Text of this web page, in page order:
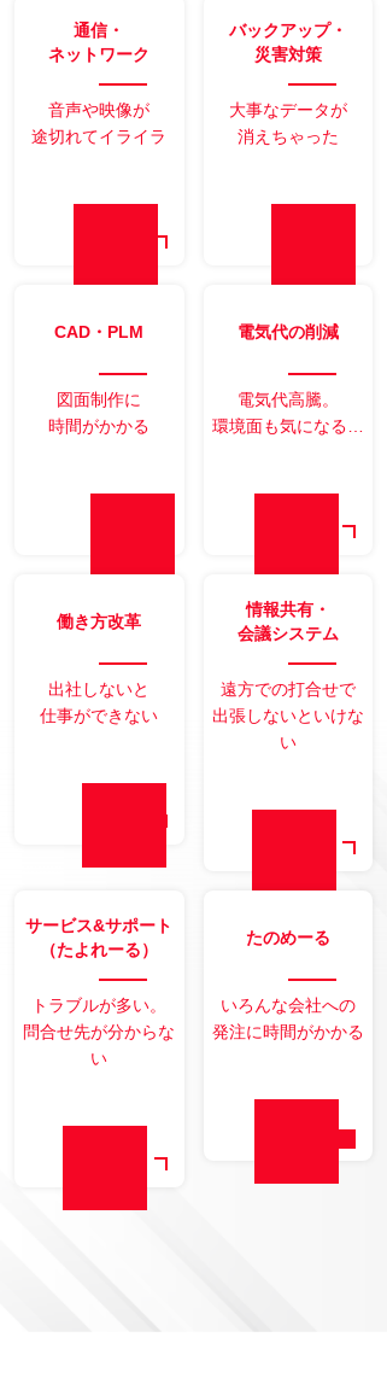
通信・
ネットワーク
音声や映像が
途切れてイライラ
バックアップ・
災害対策
大事なデータが
消えちゃった
CAD・PLM
図面制作に
時間がかかる
電気代の削減
電気代高騰。
環境面も気になる…
働き方改革
出社しないと
仕事ができない
情報共有・
会議システム
遠方での打合せで
出張しないといけな
い
サービス&サポート
（たよれーる）
トラブルが多い。
問合せ先が分からな
い
たのめーる
いろんな会社への
発注に時間がかかる